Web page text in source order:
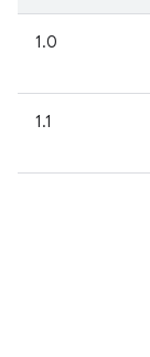
1.0
1.1